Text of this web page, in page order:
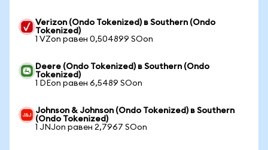
Verizon (Ondo Tokenized) в Southern (Ondo
Tokenized)
1 VZon равен 0,504899 SOon
Deere (Ondo Tokenized) в Southern (Ondo
Tokenized)
1 DEon равен 6,5489 SOon
Johnson & Johnson (Ondo Tokenized) в Southern
(Ondo Tokenized)
1 JNJon равен 2,7967 SOon